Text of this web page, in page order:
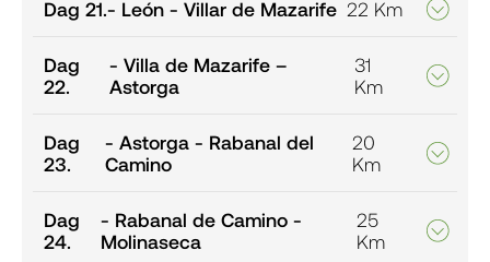
Dag 21.- León - Villar de Mazarife 22 Km
Dag
22.
- Villa de Mazarife –
Astorga
31
Km
Dag
23.
- Astorga - Rabanal del
Camino
20
Km
Dag
24.
- Rabanal de Camino -
Molinaseca
25
Km